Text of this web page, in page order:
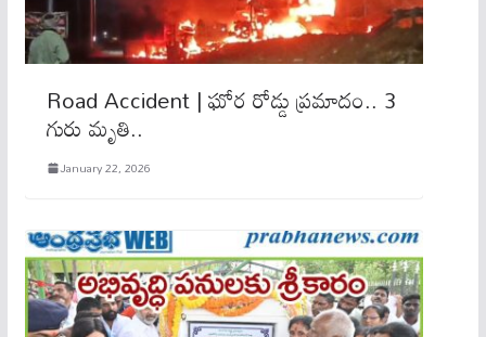
Road Accident | ఘోర రోడ్డు ప్రమాదం.. 3
గురు మృతి..
January 22, 2026